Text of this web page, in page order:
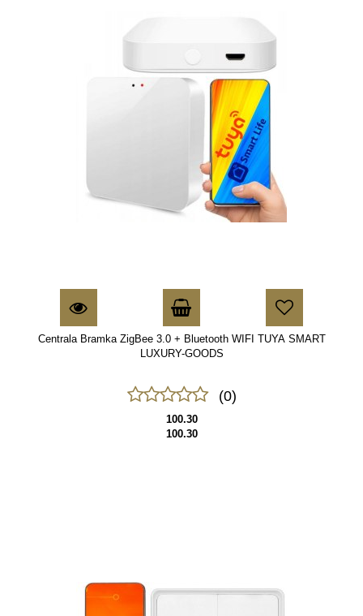
Centrala Bramka ZigBee 3.0 + Bluetooth WIFI TUYA SMART
LUXURY-GOODS
(0)
100.30
100.30